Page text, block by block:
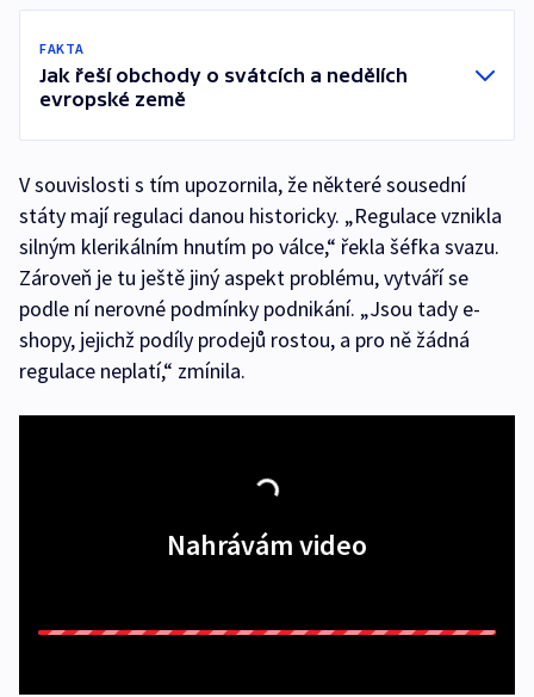
FAKTA
Jak řeší obchody o svátcích a nedělích
evropské země
V souvislosti s tím upozornila, že některé sousední
státy mají regulaci danou historicky. „Regulace vznikla
silným klerikálním hnutím po válce,“ řekla šéfka svazu.
Zároveň je tu ještě jiný aspekt problému, vytváří se
podle ní nerovné podmínky podnikání. „Jsou tady e-
shopy, jejichž podíly prodejů rostou, a pro ně žádná
regulace neplatí,“ zmínila.
Nahrávám video